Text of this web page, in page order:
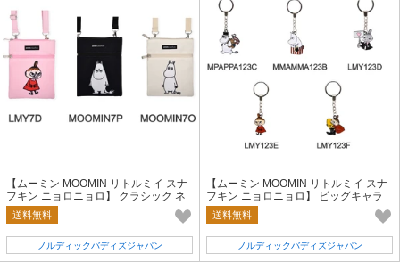
【ムーミン MOOMIN リトルミイ スナ
フキン ニョロニョロ】 クラシック ネ
ックバッグ
送料無料
ノルディックバディズジャパン
【ムーミン MOOMIN リトルミイ スナ
フキン ニョロニョロ】 ビッグキャラ
クター キーリング No4【人気商品】
送料無料
ノルディックバディズジャパン